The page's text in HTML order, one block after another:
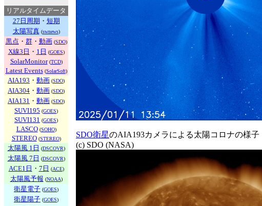
リアルタイムデータ
27日周期 ・ 短期
太陽写真(swnews)
黒点 ・ 群・ 動画 (SDO)
X線3日 ・ 1日 (GOES)
SolarMonitor(TCD)
Latest Events(SolarSoft)
AIA193 ・ 動画 (SDO)
AIA304 ・ 動画 (SDO)
AIA131 ・ 動画 (SDO)
SUVI195 (GOES)
SUVI131 (GOES)
LASCO(SOHO)
STEREO(STEREO)
太陽風 1日 (DSCOVR)
太陽風 7日 (DSCOVR)
ACE1日 ・ 7日 (ACE)
太陽風予報 (NOAA)
衛星電子 (GOES)
衛星陽子 (GOES)
SDO衛星のAIA193カメラによる太陽コロナの様子
(c) SDO (NASA)